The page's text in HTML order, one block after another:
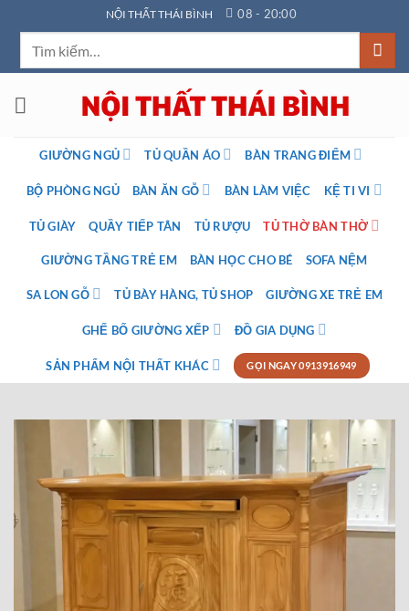
qua
dung
NỘI THẤT THÁI BÌNH 08 - 20:00
GIƯỜNG NGỦ TỦ QUẦN ÁO BÀN TRANG ĐIỂM
BỘ PHÒNG NGỦ BÀN ĂN GỖ BÀN LÀM VIỆC KỆ TI VI
TỦ GIÀY QUẦY TIẾP TÂN TỦ RƯỢU TỦ THỜ BÀN THỜ
GIƯỜNG TẦNG TRẺ EM BÀN HỌC CHO BÉ SOFA NỆM
SA LON GỖ TỦ BÀY HÀNG, TỦ SHOP GIƯỜNG XE TRẺ EM
GHẾ BỐ GIƯỜNG XẾP ĐỒ GIA DỤNG
SẢN PHẨM NỘI THẤT KHÁC GỌI NGAY 0913916949